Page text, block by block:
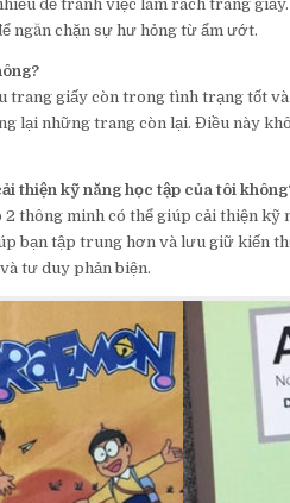
để tránh việc làm rách trang giấy.
ngăn chặn sự hư hỏng từ ẩm ướt.
trang giấy còn trong tình trạng tốt
lại những trang còn lại. Điều này
thiện kỹ năng học tập của tôi
thông minh có thể giúp cải thiện kỹ
bạn tập trung hơn và lưu giữ kiến
tư duy phản biện.